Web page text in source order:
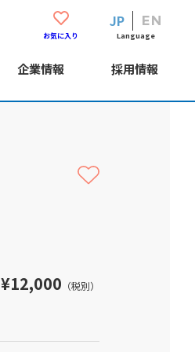
お気に入り
EN
JP
Language
企業情報 採用情報
¥12,000 （税別）